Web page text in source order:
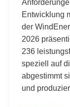
Entwicklung
der
2026
236
speziell auf
abgestimmt
und